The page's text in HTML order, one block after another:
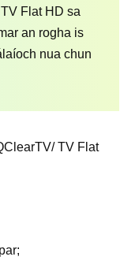
Flat HD sa
an rogha is
nua chun
TV Flat